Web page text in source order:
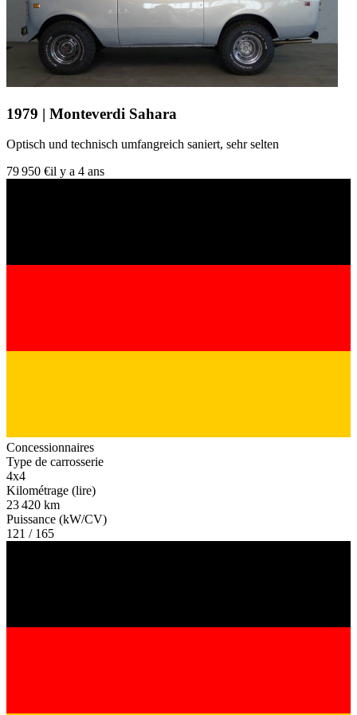
1979 | Monteverdi Sahara
Optisch und technisch umfangreich saniert, sehr selten
79 950 €il y a 4 ans
Concessionnaires
Type de carrosserie
4x4
Kilométrage (lire)
23 420 km
Puissance (kW/CV)
121 / 165